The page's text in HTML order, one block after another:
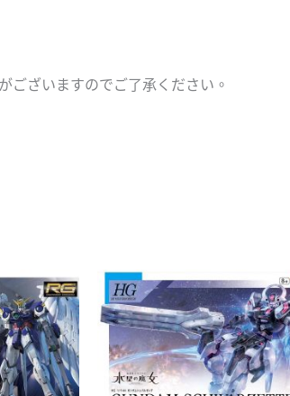
ございますのでご了承ください。